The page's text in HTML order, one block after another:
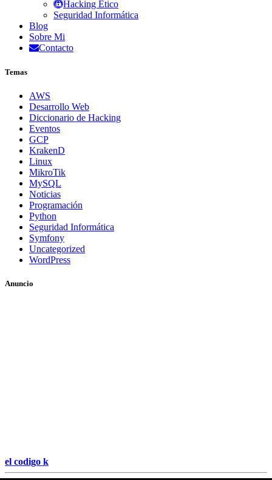
Hacking Ético
Seguridad Informática
Blog
Sobre Mi
Contacto
Temas
AWS
Desarrollo Web
Diccionario de Hacking
Eventos
GCP
KrakenD
Linux
MikroTik
MySQL
Noticias
Programación
Python
Seguridad Informática
Symfony
Uncategorized
WordPress
Anuncio
el codigo k